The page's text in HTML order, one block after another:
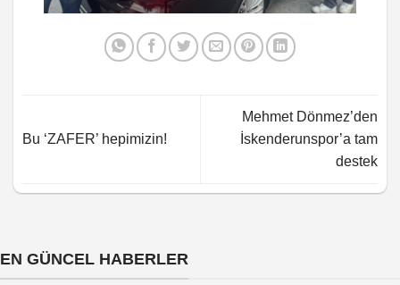
Bu ‘ZAFER’ hepimizin!
Mehmet Dönmez’den
İskenderunspor’a tam
destek
EN GÜNCEL HABERLER